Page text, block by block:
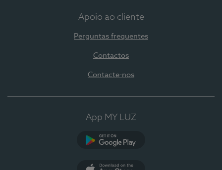
Apoio ao cliente
Perguntas frequentes
Contactos
Contacte-nos
App MY LUZ